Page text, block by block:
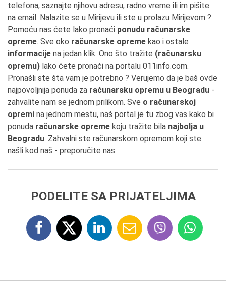
telefona, saznajte njihovu adresu, radno vreme ili im pišite
na email. Nalazite se u Mirijevu ili ste u prolazu Mirijevom ?
Pomoću nas ćete lako pronaći ponudu računarske
opreme. Sve oko računarske opreme kao i ostale
informacije na jedan klik. Ono što tražite (računarsku
opremu) lako ćete pronaći na portalu 011info.com.
Pronašli ste šta vam je potrebno ? Verujemo da je baš ovde
najpovoljnija ponuda za računarsku opremu u Beogradu -
zahvalite nam se jednom prilikom. Sve o računarskoj
opremi na jednom mestu, naš portal je tu zbog vas kako bi
ponuda računarske opreme koju tražite bila najbolja u
Beogradu. Zahvalni ste računarskom opremom koji ste
našli kod naš - preporučite nas.
PODELITE SA PRIJATELJIMA